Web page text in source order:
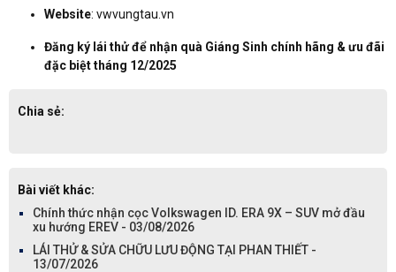
Website: vwvungtau.vn
Đăng ký lái thử để nhận quà Giáng Sinh chính hãng & ưu đãi
đặc biệt tháng 12/2025
Chia sẻ:
Bài viết khác:
Chính thức nhận cọc Volkswagen ID. ERA 9X – SUV mở đầu
xu hướng EREV - 03/08/2026
LÁI THỬ & SỬA CHỮU LƯU ĐỘNG TẠI PHAN THIẾT -
13/07/2026